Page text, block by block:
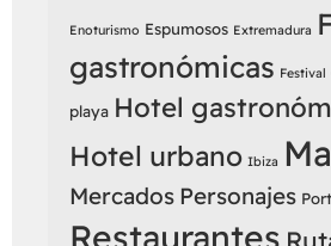
Enoturismo Espumosos Extremadura
gastronómicas Festival
playa Hotel
Hotel urbano Ibiza
Mercados Personajes
Restaurantes